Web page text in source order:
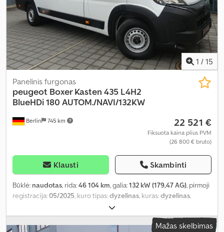
pilna techninės priežiūros istorija, priekabos jungtis,
sunkvežimio registracija, vairo stiprintuvas,
1 / 15
Berlin 745 km
Panelinis furgonas
peugeot Boxer Kasten 435 L4H2
BlueHDi 180 AUTOM./NAVI/132KW
22 521 €
Fiksuota kaina plius PVM
(26 800 € bruto)
Klausti Skambinti
Būklė: naudotas, rida:46 104 km, galia:132 kW (179,47 AG), pirmoji
registracija:05/2025, kuro tipas:dyzelinas, kuras:dyzelinas,
kitas
emisijos klasė:nėra, pakaba:kitas, sėdimų vietų skaičius:3, Įranga:
ABS, borto kompiuteris, centrinis užraktas, elektroninėMažas skelbimas